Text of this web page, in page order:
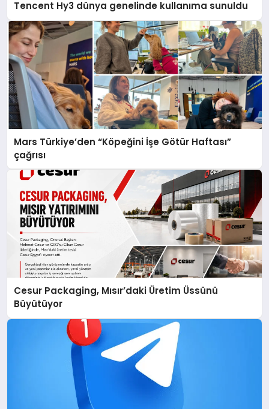
Tencent Hy3 dünya genelinde kullanıma sunuldu
Mars Türkiye’den “Köpeğini İşe Götür Haftası”
çağrısı
Cesur Packaging, Mısır’daki Üretim Üssünü
Büyütüyor